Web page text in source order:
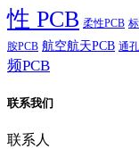
性 PCB 柔性PCB
胺PCB 航空航天PCB 通
频PCB
联系我们
联系人